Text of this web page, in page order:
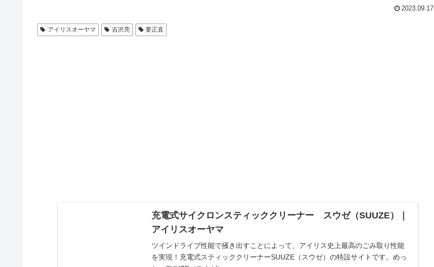
2023.09.17
アイリスオーヤマ 吉沢亮 要正直
充電式サイクロンスティッククリーナー スウゼ（SUUZE）｜
アイリスオーヤマ
ツインドライブ性能で掻き出すことによって、アイリス史上最高のごみ取り性能
を実現！充電式スティッククリーナーSUUZE（スウゼ）の特設サイトです。めっ